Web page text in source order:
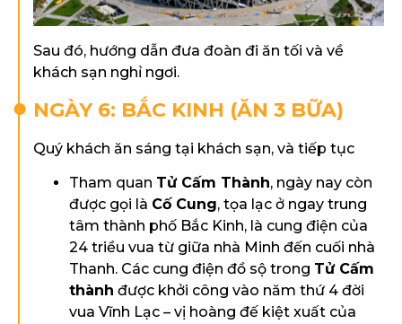
Sau đó, hướng dẫn đưa đoàn đi ăn tối và về
khách sạn nghỉ ngơi.
NGÀY 6: BẮC KINH (ĂN 3 BỮA)
Quý khách ăn sáng tại khách sạn, và tiếp tục
Tham quan Tử Cấm Thành, ngày nay còn
được gọi là Cố Cung, tọa lạc ở ngay trung
tâm thành phố Bắc Kinh, là cung điện của
24 triều vua từ giữa nhà Minh đến cuối nhà
Thanh. Các cung điện đồ sộ trong Tử Cấm
thành được khởi công vào năm thứ 4 đời
vua Vĩnh Lạc – vị hoàng đế kiệt xuất của